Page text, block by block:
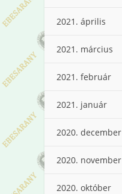
2021. április
2021. március
2021. február
2021. január
2020. december
2020. november
2020. október